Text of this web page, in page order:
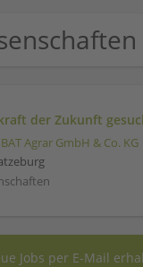
der Zukunft
BAT Agrar GmbH & Co. KG
Jobs per E-Mail